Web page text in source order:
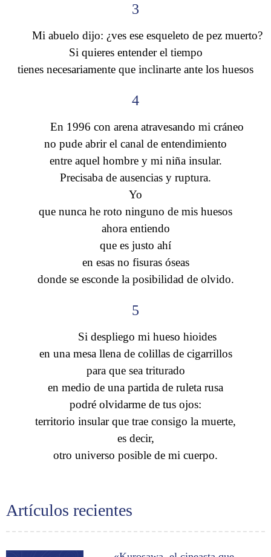
Artículos recientes
3
Mi abuelo dijo: ¿ves ese esqueleto de pez muerto?
Si quieres entender el tiempo
tienes necesariamente que inclinarte ante los huesos
4
En 1996 con arena atravesando mi cráneo
no pude abrir el canal de entendimiento
entre aquel hombre y mi niña insular.
Precisaba de ausencias y ruptura.
Yo
que nunca he roto ninguno de mis huesos
ahora entiendo
que es justo ahí
en esas no fisuras óseas
donde se esconde la posibilidad de olvido.
5
Si despliego mi hueso hioides
en una mesa llena de colillas de cigarrillos
para que sea triturado
en medio de una partida de ruleta rusa
podré olvidarme de tus ojos:
territorio insular que trae consigo la muerte,
es decir,
otro universo posible de mi cuerpo.